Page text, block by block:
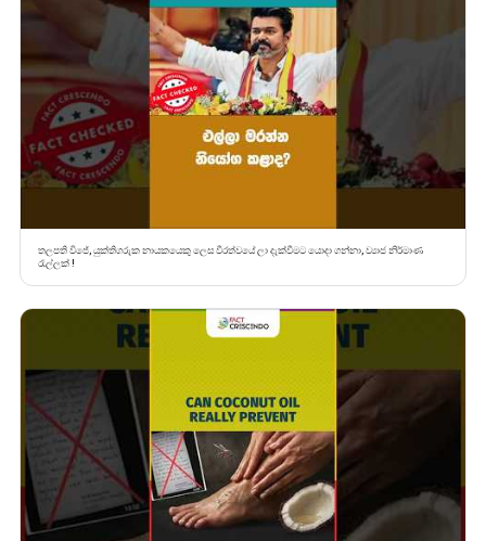
තලපති විජේ, යුක්තිගරුක නායකයෙකු ලෙස වීරත්වයේ ලා දැක්වීමට යොදා ගන්නා, ව්‍යාජ නිර්මාණ
රැල්ලක් !